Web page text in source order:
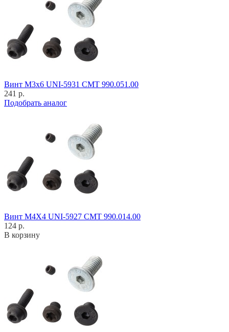
Винт M3x6 UNI-5931 CMT 990.051.00
241 р.
Подобрать аналог
Винт M4X4 UNI-5927 CMT 990.014.00
124 р.
В корзину